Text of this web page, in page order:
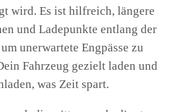
wird. Es ist hilfreich, längere
und Ladepunkte entlang der
unerwartete Engpässe zu
Fahrzeug gezielt laden und
was Zeit spart.